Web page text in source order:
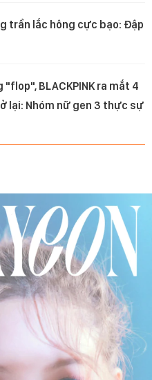
trần lắc hông cực bạo: Đập
BLACKPINK ra mắt 4
lại: Nhóm nữ gen 3 thực sự